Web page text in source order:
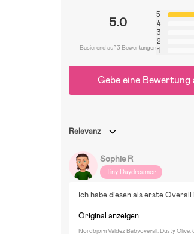
5.0
Basierend auf 3 Bewertungen
5
4
3
2
1
Gebe eine Bewertung
Relevanz
Sophie R
Tiny Daydreamer
Ich habe diesen als erste
Original anzeigen
Nordbjörn Valdez Babyoverall, Dusty Olive,